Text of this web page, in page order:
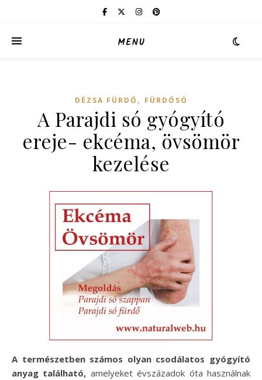
MENU
DÉZSA FÜRDŐ , FÜRDŐSÓ
A Parajdi só gyógyító
ereje- ekcéma, övsömör
kezelése
A természetben számos olyan csodálatos gyógyító
anyag található, amelyeket évszázadok óta használnak